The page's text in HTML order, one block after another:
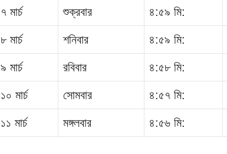
৭ মার্চ শুক্রবার ৪:৫৯ মি:
৮ মার্চ শনিবার ৪:৫৯ মি:
৯ মার্চ রবিবার ৪:৫৮ মি:
১০ মার্চ সোমবার ৪:৫৭ মি:
১১ মার্চ মঙ্গলবার ৪:৫৬ মি: